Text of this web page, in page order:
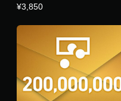
¥3,850
プ
レ
イ
き
ま